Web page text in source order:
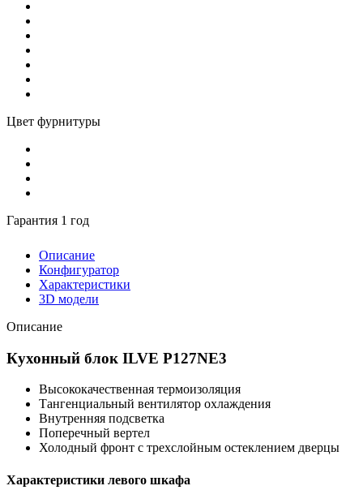
Цвет фурнитуры
Гарантия 1 год
Описание
Конфигуратор
Характеристики
3D модели
Описание
Кухонный блок ILVE P127NE3
Высококачественная термоизоляция
Тангенциальный вентилятор охлаждения
Внутренняя подсветка
Поперечный вертел
Холодный фронт с трехслойным остеклением дверцы
Характеристики левого шкафа